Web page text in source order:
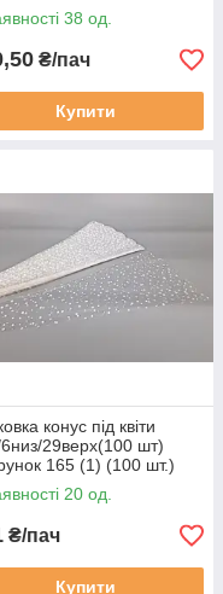
38 од.
₴/пач
Купити
конус під квіти
29верх(100 шт)
165 (1) (100 шт.)
20 од.
₴/пач
Купити